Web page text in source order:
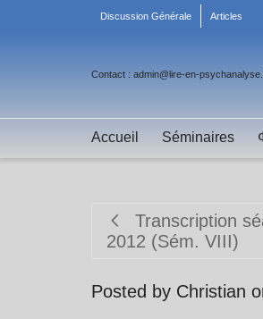
Discussion Générale Articles
Contact : admin@lire-en-
Accueil Séminaires
Transcription
2012 (Sém. VIII)
Posted by Christian